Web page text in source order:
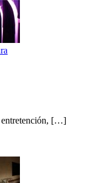
entretención, […]